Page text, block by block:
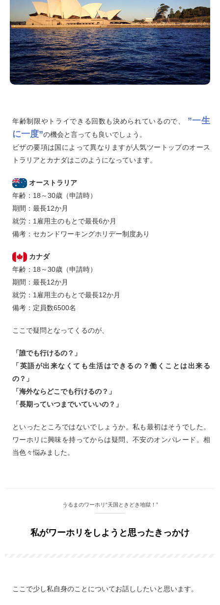
年齢制限やトライできる回数も決められているので、
”一生
に一度”の機会と言っても良いでしょう。
ビザの要項は国によって異なりますが人気ツートップのオース
トラリアとカナダはこのようになっています。
オーストラリア
年齢：18～30歳（申請時）
期間：最長12か月
就労：1雇用主のもとで最長6か月
備考：セカンドワーキングホリデー制度あり
カナダ
年齢：18～30歳（申請時）
期間：最長12か月
就労：1雇用主のもとで最長12か月
備考：定員数6500名
ここで疑問となってくるのが、
「誰でも行けるの？」
「英語が出来なくても生活はできるの？働くことは出来る
の？」
「海外ならどこでも行けるの？」
「長期っていつまでいていいの？」
といったところではないでしょうか。私も最初はそうでした。
ワーホリに興味を持ってからは疑問、不安のオンパレード。相
当色々悩みました。
うるまのワーホリ“天国ときどき地獄！”
私がワーホリをしようと思ったきっかけ
ここで少し私自身のことについてお話ししたいと思います。